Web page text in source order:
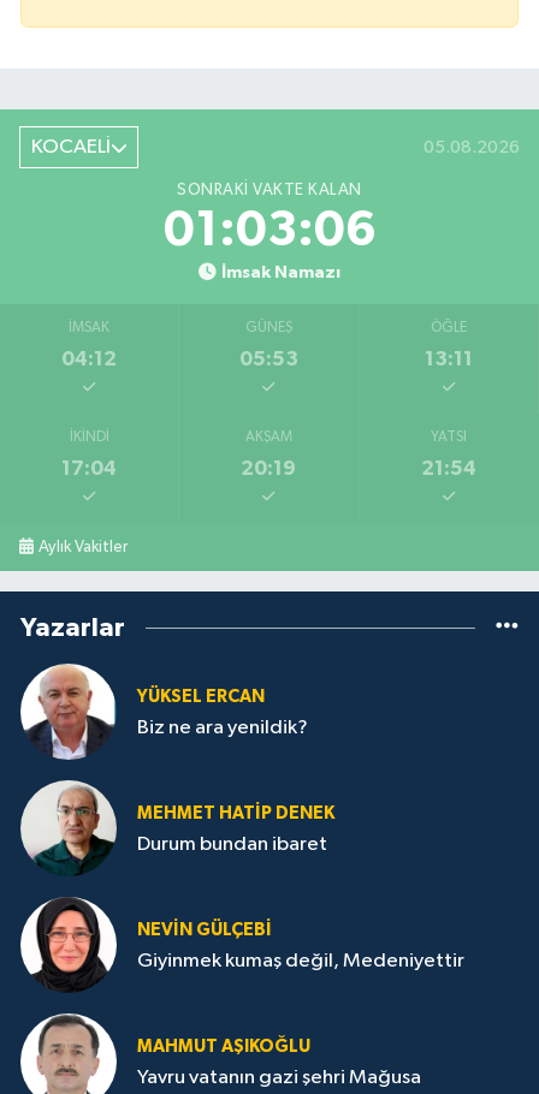
KOCAELİ 05.08.2026
SONRAKI VAKTE KALAN
01:03:06
İmsak Namazı
İMSAK
04:12
GÜNEŞ
05:53
ÖĞLE
13:11
İKINDI
17:04
AKŞAM
20:19
YATSI
21:54
Aylık Vakitler
Yazarlar
YÜKSEL ERCAN
Biz ne ara yenildik?
MEHMET HATİP DENEK
Durum bundan ibaret
NEVİN GÜLÇEBİ
Giyinmek kumaş değil, Medeniyettir
MAHMUT AŞIKOĞLU
Yavru vatanın gazi şehri Mağusa